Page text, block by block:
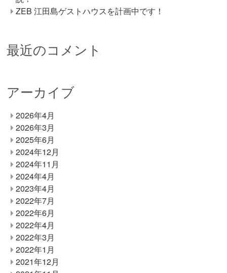
ZEB 江田島ゲストハウスを計画中です！
最近のコメント
アーカイブ
2026年4月
2026年3月
2025年6月
2024年12月
2024年11月
2024年4月
2023年4月
2022年7月
2022年6月
2022年4月
2022年3月
2022年1月
2021年12月